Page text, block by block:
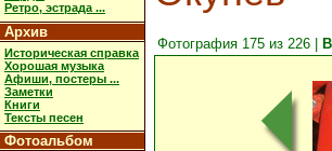
Ретро, эстрада ...
Архив
Историческая справка
Хорошая музыка
Афиши, постеры ...
Заметки
Книги
Тексты песен
Фотоальбом
Фотография 175 из 226 |